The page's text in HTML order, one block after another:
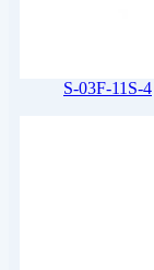
S-03F-11S-4